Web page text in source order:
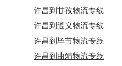
许昌到甘孜物流专线
许昌到遵义物流专线
许昌到毕节物流专线
许昌到曲靖物流专线